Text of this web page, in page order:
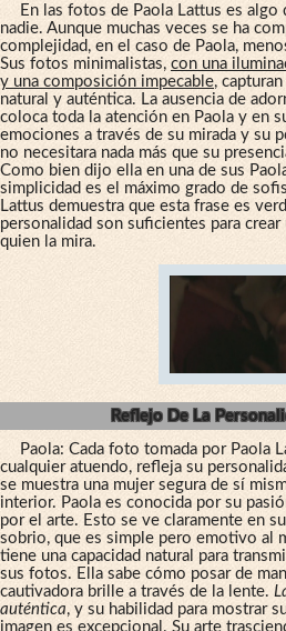
En las fotos de Paola Lattus es
nadie. Aunque muchas veces se ha
complejidad, en el caso de Paola,
Sus fotos minimalistas, con una
y una composición impecable,
natural y auténtica. La ausencia de
coloca toda la atención en Paola y en
emociones a través de su mirada y su
no necesitara nada más que su
Como bien dijo ella en una de sus
simplicidad es el máximo grado de
Lattus demuestra que esta frase es
personalidad son suficientes para
quien la mira.
Reflejo De La
Paola: Cada foto tomada por Paola
cualquier atuendo, refleja su
se muestra una mujer segura de sí
interior. Paola es conocida por su
por el arte. Esto se ve claramente en
sobrio, que es simple pero emotivo al
tiene una capacidad natural para
sus fotos. Ella sabe cómo posar de
cautivadora brille a través de la lente.
auténtica, y su habilidad para mostrar
imagen es excepcional. Su arte